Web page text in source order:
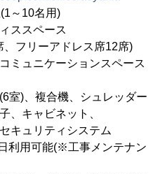
10名用)
ペース
アドレス席12席)
ュニケーションスペース
合機、シュレッダー
、キャビネット、
ティシステム
利用可能(※工事メンテナン